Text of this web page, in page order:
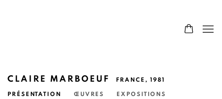
CLAIRE MARBOEUF FRANCE,1981
PRÉSENTATION ŒUVRES
EXPOSITIONS